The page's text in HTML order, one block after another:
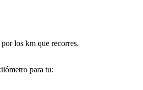
los km que recorres.
para tu: